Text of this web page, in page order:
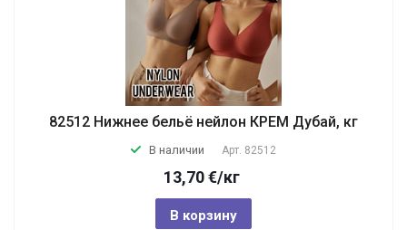
82512 Нижнее бельё нейлон КРЕМ Дубай, кг
В наличии Арт. 82512
13,70€/кг
В корзину